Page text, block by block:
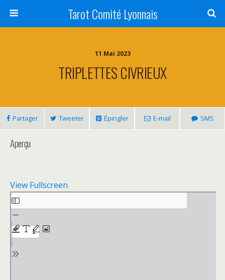
Tarot Comité Lyonnais
11 Mai 2023
TRIPLETTES CIVRIEUX
Partager Tweeter Épingler E-mail SMS
Aperçu
View Fullscreen